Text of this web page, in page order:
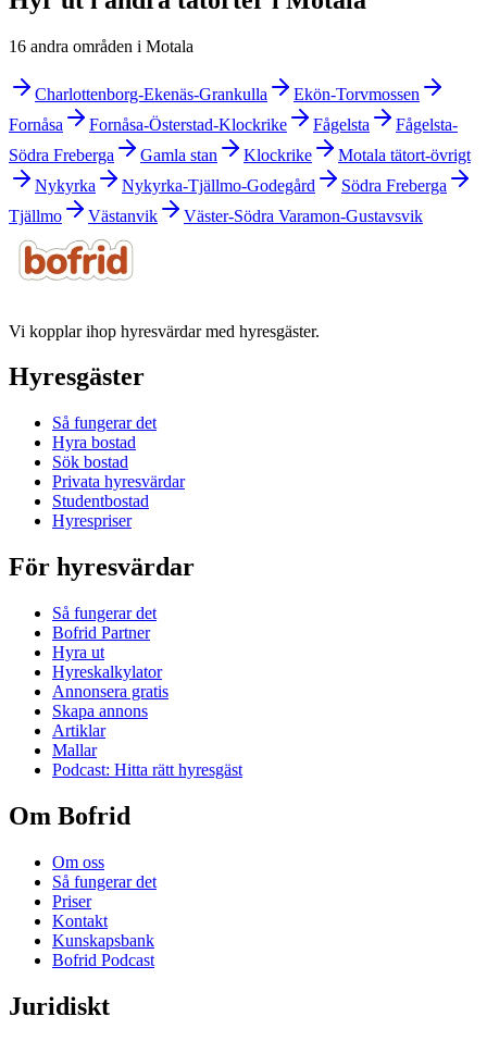
16 andra områden i Motala
Charlottenborg-Ekenäs-Grankulla
Ekön-Torvmossen
Fornåsa
Fornåsa-Österstad-Klockrike Fågelsta
Fågelsta-
Södra Freberga
Gamla stan Klockrike
Motala tätort-övrigt
Nykyrka
Nykyrka-Tjällmo-Godegård
Södra Freberga
Tjällmo
Västanvik Väster-Södra Varamon-Gustavsvik
Vi kopplar ihop hyresvärdar med hyresgäster.
Hyresgäster
Så fungerar det
Hyra bostad
Sök bostad
Privata hyresvärdar
Studentbostad
Hyrespriser
För hyresvärdar
Så fungerar det
Bofrid Partner
Hyra ut
Hyreskalkylator
Annonsera gratis
Skapa annons
Artiklar
Mallar
Podcast: Hitta rätt hyresgäst
Om Bofrid
Om oss
Så fungerar det
Priser
Kontakt
Kunskapsbank
Bofrid Podcast
Juridiskt